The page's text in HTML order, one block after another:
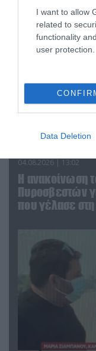
I want to allow
related to
functionality
user protection.
Data Deletion
04.08.2026 | 13:02
Η ανακοίνωση
Πυροσβεστών
που γέλασε